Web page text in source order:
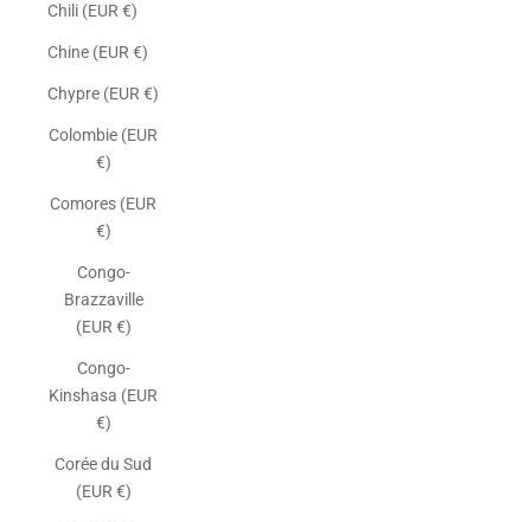
Chili (EUR €)
Chine (EUR €)
Chypre (EUR €)
Colombie (EUR
€)
Comores (EUR
€)
Congo-
Brazzaville
(EUR €)
Congo-
Kinshasa (EUR
€)
Corée du Sud
(EUR €)